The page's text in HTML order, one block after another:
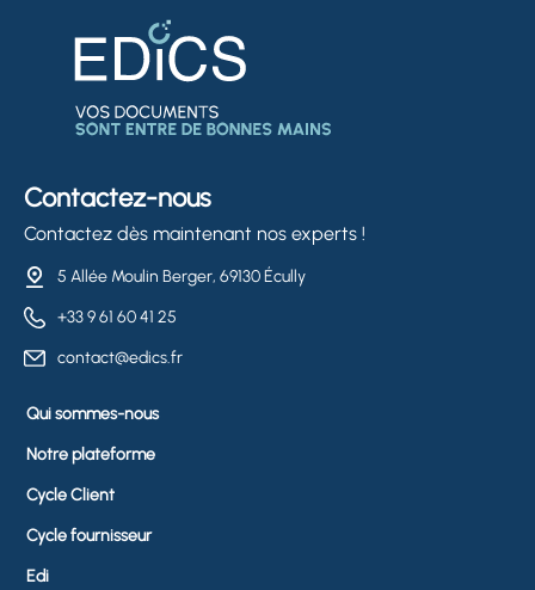
Contactez-nous
Contactez dès maintenant nos experts !
5 Allée Moulin Berger, 69130 Écully
+33 9 61 60 41 25
contact@edics.fr
Qui sommes-nous
Notre plateforme
Cycle Client
Cycle fournisseur
Edi